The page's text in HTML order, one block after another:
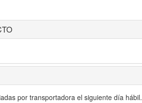
por transportadora el siguiente día hábil.